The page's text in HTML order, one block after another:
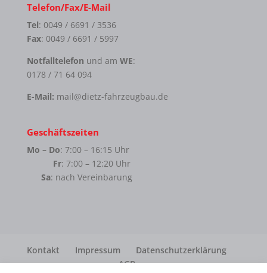
Telefon/Fax/E-Mail
Tel: 0049 / 6691 / 3536
Fax: 0049 / 6691 / 5997
Notfalltelefon und am WE:
0178 / 71 64 094
E-Mail: mail@dietz-fahrzeugbau.de
Geschäftszeiten
Mo – Do: 7:00 – 16:15 Uhr
Fr: 7:00 – 12:20 Uhr
Sa: nach Vereinbarung
Kontakt Impressum
Datenschutzerklärung
AGB